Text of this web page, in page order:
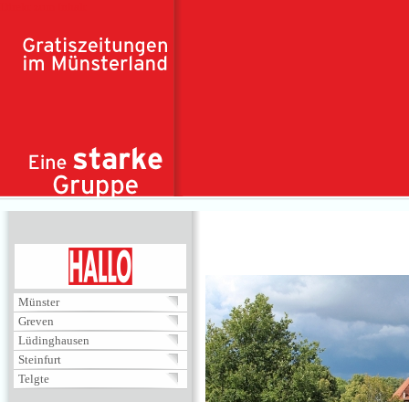
Münster
Greven
Lüdinghausen
Steinfurt
Telgte